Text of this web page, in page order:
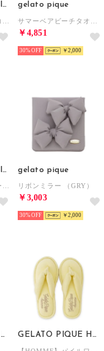
GELATO PIQUE KIDS & BABY gelato pique
￥4,851
30% ￥2,000
GELATO PIQUE KIDS & BABY gelato pique
リボンミラー （GRY）
￥3,003
30% ￥2,000
GELATO PIQUE HOMME GELATO PIQUE HOMME